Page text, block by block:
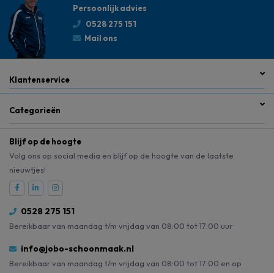
Persoonlijk advies
0528 275 151
Mail ons
Klantenservice
Categorieën
Blijf op de hoogte
Volg ons op social media en blijf op de hoogte van de laatste
nieuwtjes!
0528 275 151
Bereikbaar van maandag t/m vrijdag van 08:00 tot 17:00 uur
info@jobo-schoonmaak.nl
Bereikbaar van maandag t/m vrijdag van 08:00 tot 17:00 en op